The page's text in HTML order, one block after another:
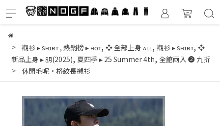
襯衫 ▸ sʜɪʀᴛ, 熱銷榜 ▸ ʜᴏᴛ, ❖ 全部上身 ᴀʟʟ, 襯衫 ▸ sʜɪʀᴛ, ❖
新品上身 ▸ ㋇(2025), 夏四季 ▸ 25 Summer 4th, 全館兩入 ❷ 九折
休閒毛呢·格紋長襯衫